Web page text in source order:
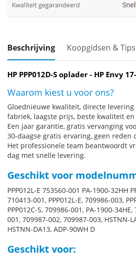
Beschrijving Koopgidsen & Tips
HP PPP012D-S oplader - HP Envy
Waarom kiest u voor ons?
Gloednieuwe kwaliteit, directe
fabriek, laagste prijs, beste kwaliteit
Een jaar garantie, gratis vervanging
30-daagse gratis ervaring, geen reden
Het professionele team beantwoordt
dag met snelle levering.
Geschikt voor
PPP012L-E 753560-001 PA-1900-32HH
710413-001, PPP012L-E, 709986-003,
PPP012C-S, 709986-001, PA-1900-
001, 709987-002, 709987-003, HSTNN-
HSTNN-DA13, ADP-90WH D
Geschikt voor: